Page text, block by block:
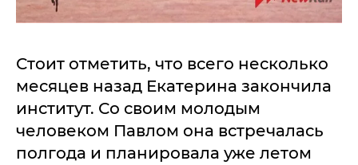
Стоит отметить, что всего несколько
месяцев назад Екатерина закончила
институт. Со своим молодым
человеком Павлом она встречалась
полгода и планировала уже летом